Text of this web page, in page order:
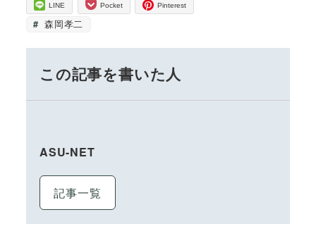
LINE Pocket Pinterest
森岡孝二
この記事を書いた人
ASU-NET
記事一覧